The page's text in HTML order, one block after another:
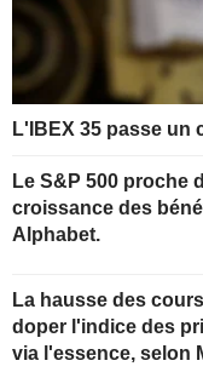
L'IBEX 35 passe un
Le S&P 500 proche
croissance des
Alphabet.
La hausse des
doper l'indice des
via l'essence, selon